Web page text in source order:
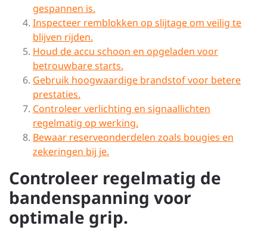
gespannen is.
Inspecteer remblokken op slijtage om veilig te
blijven rijden.
Houd de accu schoon en opgeladen voor
betrouwbare starts.
Gebruik hoogwaardige brandstof voor betere
prestaties.
Controleer verlichting en signaallichten
regelmatig op werking.
Bewaar reserveonderdelen zoals bougies en
zekeringen bij je.
Controleer regelmatig de
bandenspanning voor
optimale grip.